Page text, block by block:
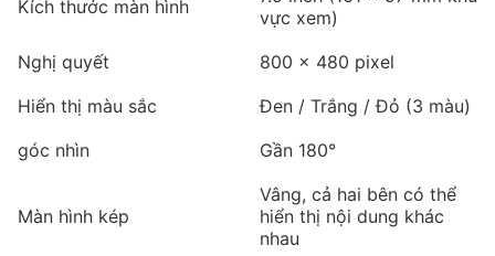
Kích thước màn hình
vực xem)
Nghị quyết
800 × 480 pixel
Hiển thị màu sắc
Đen / Trắng / Đỏ (3 màu)
góc nhìn
Gần 180°
Màn hình kép
Vâng, cả hai bên có thể
hiển thị nội dung khác
nhau